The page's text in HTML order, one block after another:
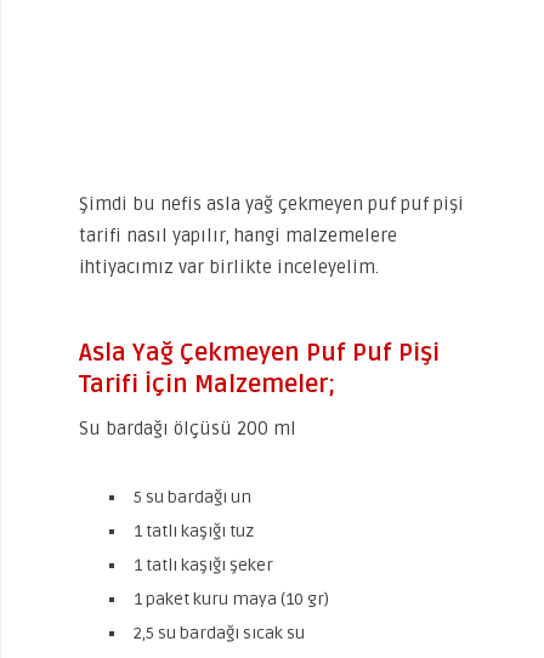
Şimdi bu nefis asla yağ çekmeyen puf puf pişi
tarifi nasıl yapılır, hangi malzemelere
ihtiyacımız var birlikte inceleyelim.
Asla Yağ Çekmeyen Puf Puf Pişi
Tarifi İçin Malzemeler;
Su bardağı ölçüsü 200 ml
5 su bardağı un
1 tatlı kaşığı tuz
1 tatlı kaşığı şeker
1 paket kuru maya (10 gr)
2,5 su bardağı sıcak su